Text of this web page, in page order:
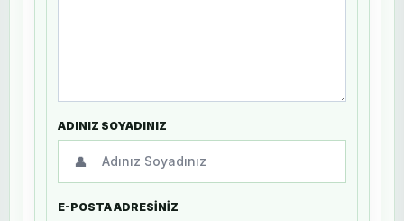
ADINIZ SOYADINIZ
👤
E-POSTA ADRESİNİZ